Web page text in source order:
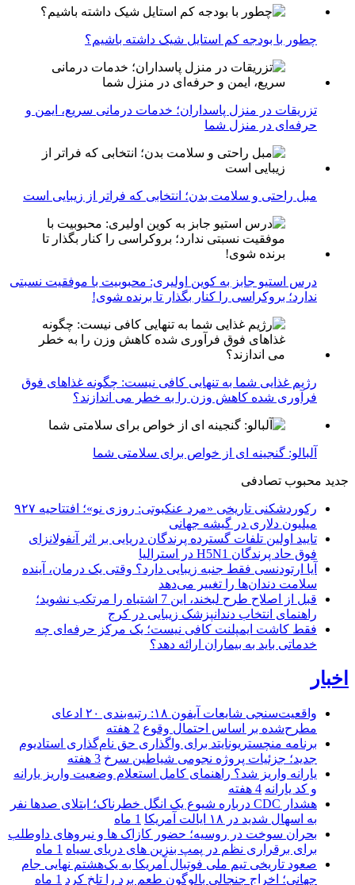
چطور با بودجه کم استایل شیک داشته باشیم؟
تزریقات در منزل پاسداران؛ خدمات درمانی سریع، ایمن و
حرفه‌ای در منزل شما
مبل راحتی و سلامت بدن؛ انتخابی که فراتر از زیبایی است
درس استیو جابز به کوین اولیری: محبوبیت با موفقیت نسبتی
ندارد؛ بروکراسی را کنار بگذار تا برنده شوی!
رژیم غذایی شما به تنهایی کافی نیست: چگونه غذاهای فوق
فرآوری شده کاهش وزن را به خطر می اندازند؟
آلبالو: گنجینه ای از خواص برای سلامتی شما
جدید محبوب تصادفی
رکوردشکنی تاریخی «مرد عنکبوتی: روزی نو»؛ افتتاحیه ۹۲۷
میلیون دلاری در گیشه جهانی
تایید اولین تلفات گسترده پرندگان دریایی بر اثر آنفولانزای
فوق حاد پرندگان H5N1 در استرالیا
آیا ارتودنسی فقط جنبه زیبایی دارد؟ وقتی یک درمان، آینده
سلامت دندان‌ها را تغییر می‌دهد
قبل از اصلاح طرح لبخند، این 7 اشتباه را مرتکب نشوید؛
راهنمای انتخاب دندانپزشک زیبایی در کرج
فقط کاشت ایمپلنت کافی نیست؛ یک مرکز حرفه‌ای چه
خدماتی باید به بیماران ارائه دهد؟
اخبار
واقعیت‌سنجی شایعات آیفون ۱۸: رتبه‌بندی ۲۰ ادعای
مطرح‌شده بر اساس احتمال وقوع 2 هفته
برنامه منچستریونایتد برای واگذاری حق نام‌گذاری استادیوم
جدید؛ جزئیات پروژه نجومی شیاطین سرخ 3 هفته
یارانه واریز شد؟ راهنمای کامل استعلام وضعیت واریز یارانه
و کد یارانه 4 هفته
هشدار CDC درباره شیوع یک انگل خطرناک؛ ابتلای صدها نفر
به اسهال شدید در ۱۸ ایالت آمریکا
1 ماه
بحران سوخت در روسیه؛ حضور کازاک‌ ها و نیروهای داوطلب
برای برقراری نظم در پمپ بنزین‌ های دریای سیاه 1 ماه
صعود تاریخی تیم ملی فوتبال آمریکا به یک‌هشتم نهایی جام
جهانی؛ اخراج جنجالی بالوگون طعم برد را تلخ کرد 1 ماه